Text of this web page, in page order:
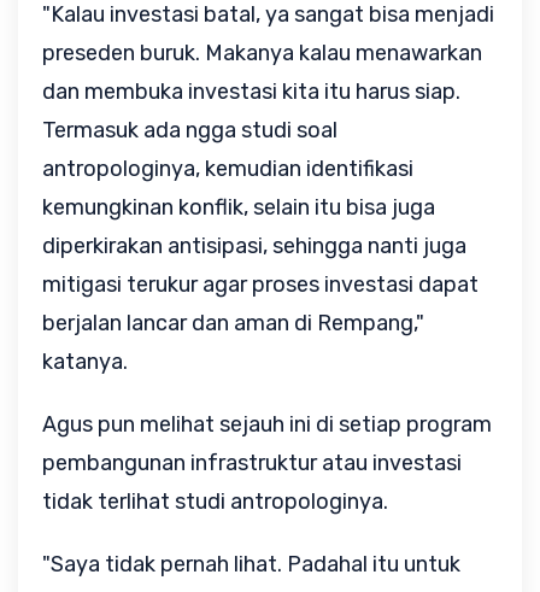
"Kalau investasi batal, ya sangat bisa menjadi
preseden buruk. Makanya kalau menawarkan
dan membuka investasi kita itu harus siap.
Termasuk ada ngga studi soal
antropologinya, kemudian identifikasi
kemungkinan konflik, selain itu bisa juga
diperkirakan antisipasi, sehingga nanti juga
mitigasi terukur agar proses investasi dapat
berjalan lancar dan aman di Rempang,"
katanya.
Agus pun melihat sejauh ini di setiap program
pembangunan infrastruktur atau investasi
tidak terlihat studi antropologinya.
"Saya tidak pernah lihat. Padahal itu untuk